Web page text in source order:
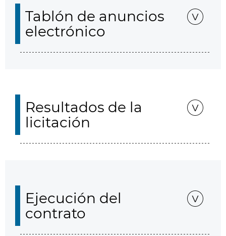
Tablón de anuncios
electrónico
Resultados de la
licitación
Ejecución del
contrato